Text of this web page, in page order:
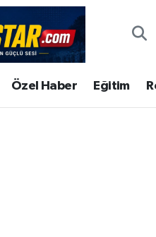
Özel Haber Eğitim